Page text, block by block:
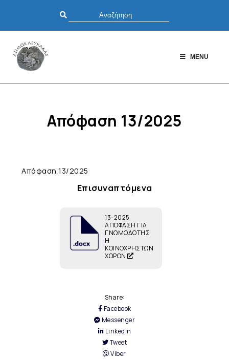
MENU
Απόφαση 13/2025
Απόφαση 13/2025
Επισυναπτόμενα
13-2025
ΑΠΟΦΑΣΗ ΓΙΑ
ΓΝΩΜΟΔΟΤΗΣ
Η
ΚΟΙΝΟΧΡΗΣΤΩΝ
ΧΩΡΩΝ
Share:
Facebook
Messenger
LinkedIn
Tweet
Viber